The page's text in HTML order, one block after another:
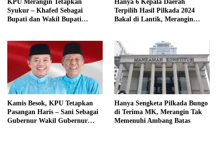
KPU Merangin Tetapkan
Syukur – Khafed Sebagai
Bupati dan Wakil Bupati
Hanya 6 Kepala Daerah
Terpilih Hasil Pilkada 2024
Bakal di Lantik, Merangin
Kamis Besok, KPU Tetapkan
Pasangan Haris – Sani Sebagai
Gubernur Wakil Gubernur
Hanya Sengketa Pilkada Bungo
di Terima MK, Merangin Tak
Memenuhi Ambang Batas